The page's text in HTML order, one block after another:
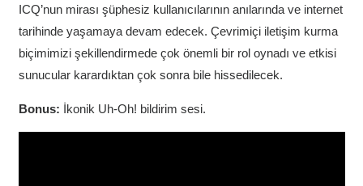
ICQ’nun mirası şüphesiz kullanıcılarının anılarında ve internet
tarihinde yaşamaya devam edecek. Çevrimiçi iletişim kurma
biçimimizi şekillendirmede çok önemli bir rol oynadı ve etkisi
sunucular karardıktan çok sonra bile hissedilecek.
Bonus: İkonik Uh-Oh! bildirim sesi.